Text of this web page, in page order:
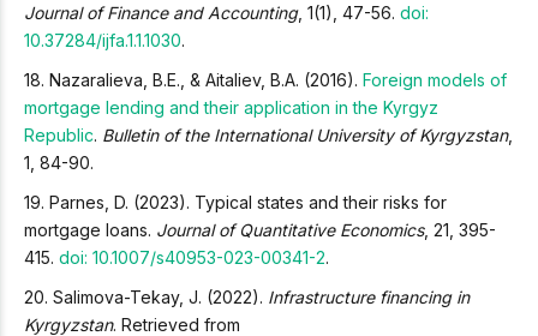
Journal of Finance and Accounting, 1(1), 47-56. doi:
10.37284/ijfa.1.1.1030.
18. Nazaralieva, B.E., & Aitaliev, B.A. (2016). Foreign models of
mortgage lending and their application in the Kyrgyz
Republic. Bulletin of the International University of Kyrgyzstan,
1, 84-90.
19. Parnes, D. (2023). Typical states and their risks for
mortgage loans. Journal of Quantitative Economics, 21, 395-
415. doi: 10.1007/s40953-023-00341-2.
20. Salimova-Tekay, J. (2022). Infrastructure financing in
Kyrgyzstan. Retrieved from